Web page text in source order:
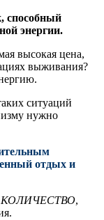
способный
энергии.
высокая цена,
выживания?
ситуаций
нужно
отдых и
КОЛИЧЕСТВО,